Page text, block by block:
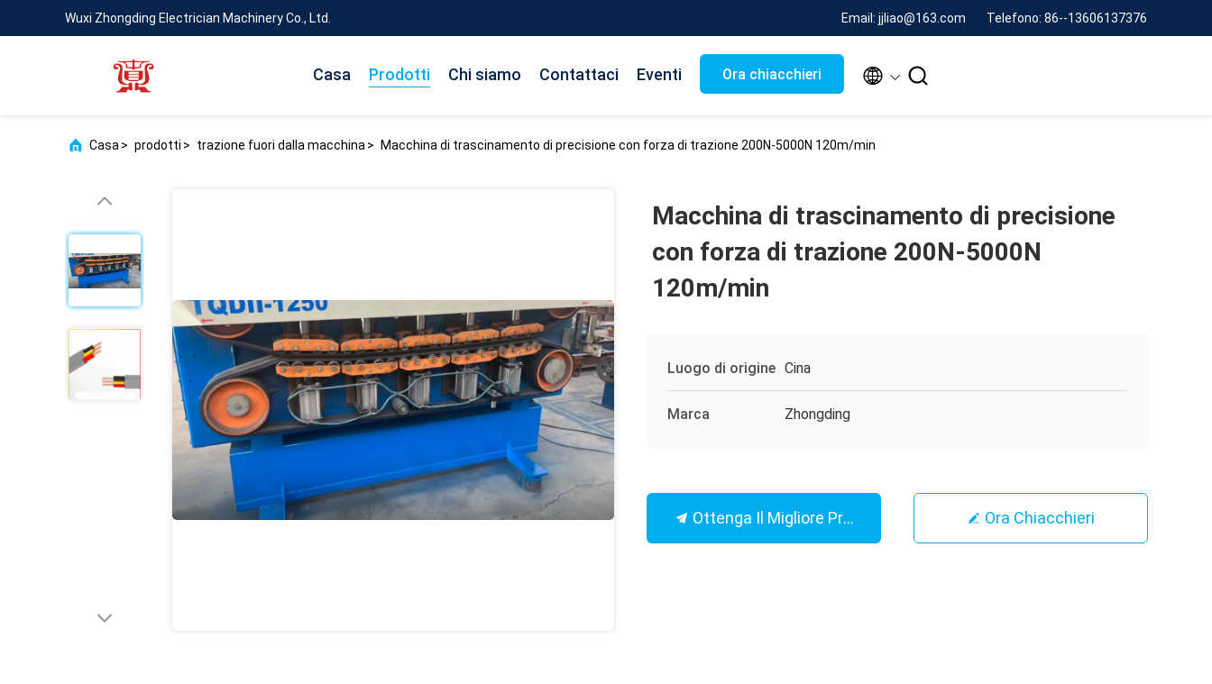
Wuxi Zhongding Electrician Machinery Co., Ltd. Email: jjliao@163.com Telefono: 86--13606137376
Casa Prodotti Chi siamo Contattaci Eventi Ora chiacchieri  
Casa > prodotti > trazione fuori dalla macchina > Macchina di trascinamento di precisione con forza di trazione 200N-5000N 120m/min
Macchina di trascinamento di precisione
con forza di trazione 200N-5000N
120m/min
Luogo di origine Cina
Marca Zhongding
Ottenga Il Migliore Prezzo Ora Chiacchieri